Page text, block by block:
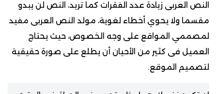
النص العربى زيادة عدد الفقرات كما تريد، النص لن يبدو
مقسما ولا يحوي أخطاء لغوية، مولد النص العربى مفيد
لمصممي المواقع على وجه الخصوص، حيث يحتاج
العميل فى كثير من الأحيان أن يطلع على صورة حقيقية
لتصميم الموقع.